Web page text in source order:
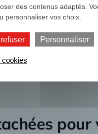
Je
pour
des contenus adaptés.
personnaliser vos choix.
Personnaliser
cookies